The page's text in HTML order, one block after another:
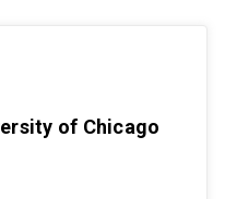
of Chicago